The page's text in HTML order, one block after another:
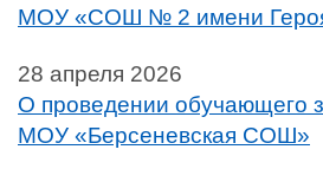
МОУ «СОШ № 2 имени Героя
28 апреля 2026
О проведении обучающего
МОУ «Берсеневская СОШ»